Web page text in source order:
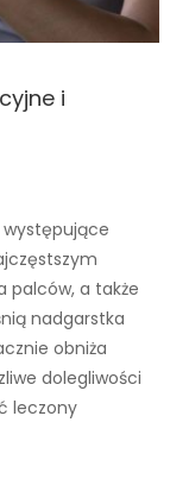
i
występujące
palców, a także
nadgarstka
obniża
dolegliwości
leczony